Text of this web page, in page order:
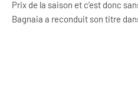
Prix de la saison et c’est donc
Bagnaia a reconduit son titre